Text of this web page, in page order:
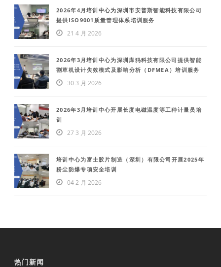
2026年4月培训中心为深圳市安普斯智能科技有限公司
提供ISO9001质量管理体系培训服务
21 4 月 2026
2026年3月培训中心为深圳库犸科技有限公司提供智能
割草机设计失效模式及影响分析（DFMEA）培训服务
30 3 月 2026
2026年3月培训中心开展长度电磁温度等工种计量员培
训
27 3 月 2026
培训中心为富士胶片制造（深圳）有限公司开展2025年
粉尘防爆专项安全培训
04 2 月 2026
热门新闻